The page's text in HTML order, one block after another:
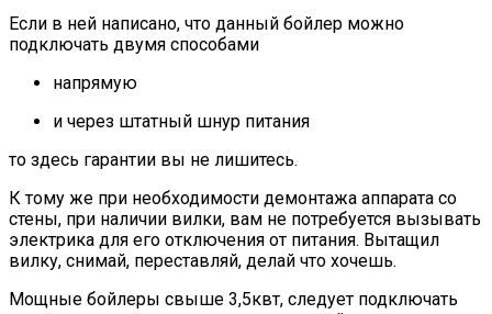
Если в ней написано, что данный бойлер можно
подключать двумя способами
напрямую
и через штатный шнур питания
то здесь гарантии вы не лишитесь.
К тому же при необходимости демонтажа аппарата со
стены, при наличии вилки, вам не потребуется вызывать
электрика для его отключения от питания. Вытащил
вилку, снимай, переставляй, делай что хочешь.
Мощные бойлеры свыше 3,5квт, следует подключать